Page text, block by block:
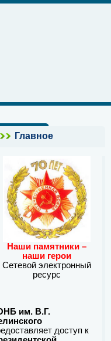
Главное
Наши памятники –
наши герои
Сетевой электронный
ресурс
им. В.Г.
доступ к